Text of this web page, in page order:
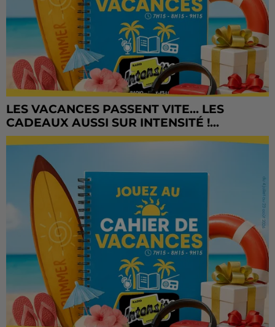
LES VACANCES PASSENT VITE... LES
CADEAUX AUSSI SUR INTENSITÉ !...